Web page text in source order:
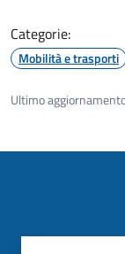
Categorie:
Mobilità e trasporti
Ultimo